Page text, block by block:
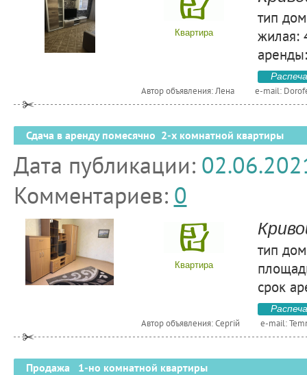
Квартира
тип
жилая:
Автор объявления: Лена e-mail:
Сдача в аренду помесячно 2-х комнатной квартиры
Дата публикации:
Комментариев: 0
Квартира
тип
срок
Автор объявления: Сергій e-mail:
Продажа 1-но комнатной квартиры